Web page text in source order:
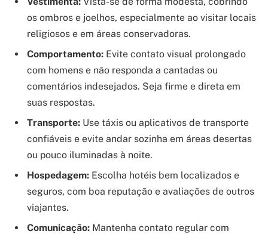
os ombros e joelhos, especialmente ao visitar locais
religiosos e em áreas conservadoras.
Comportamento: Evite contato visual prolongado
com homens e não responda a cantadas ou
comentários indesejados. Seja firme e direta em
suas respostas.
Transporte: Use táxis ou aplicativos de transporte
confiáveis e evite andar sozinha em áreas desertas
ou pouco iluminadas à noite.
Hospedagem: Escolha hotéis bem localizados e
seguros, com boa reputação e avaliações de outros
viajantes.
Comunicação: Mantenha contato regular com